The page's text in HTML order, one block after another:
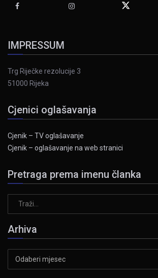
IMPRESSUM
Trg Riječke rezolucije 3
51000 Rijeka
Cjenici oglašavanja
Cjenik – TV oglašavanje
Cjenik – oglašavanje na web stranici
Pretraga prema imenu članka
Arhiva